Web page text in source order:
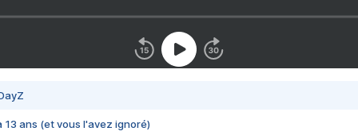
13 ans (et vous l'avez ignoré)